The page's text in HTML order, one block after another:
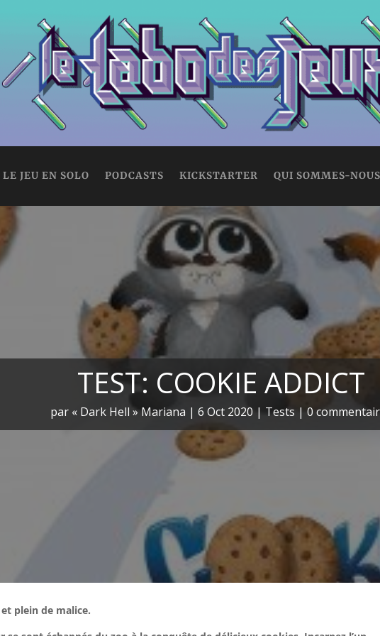
LE JEU EN SOLO PODCASTS KICKSTARTER QUI SOMMES-
TEST: COOKIE ADDICT
par « Dark Hell » Mariana | 6 Oct 2020 | Tests | 0
plein de malice.